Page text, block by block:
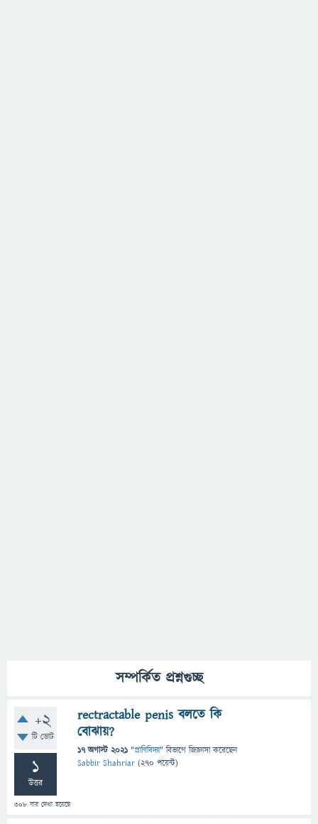
সম্পর্কিত প্রশ্নগুচ্ছ
+2
টি ভোট
1
উত্তর
308 বার দেখা হয়েছে
rectractable penis বলতে কি
বোঝায়?
17 অগাস্ট 2021 "প্রাণিবিদ্যা" বিভাগে জিজ্ঞাসাকরেছেন
Sabbir Shahriar (270 পয়েন্ট)